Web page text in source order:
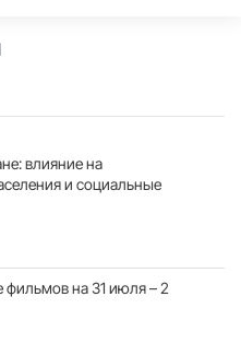
влияние на
и социальные
фильмов на 31 июля – 2